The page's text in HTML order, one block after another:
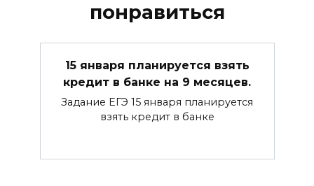
понравиться
15 января планируется взять
кредит в банке на 9 месяцев.
Задание ЕГЭ 15 января планируется
взять кредит в банке